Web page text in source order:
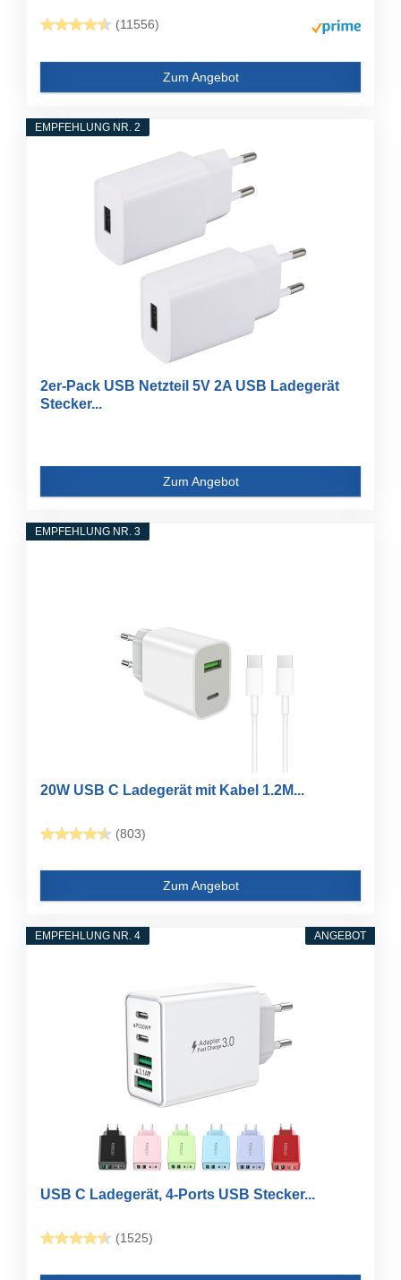
(11556)
Zum Angebot
EMPFEHLUNG NR. 2
2er-Pack USB Netzteil 5V 2A USB Ladegerät
Stecker...
Zum Angebot
EMPFEHLUNG NR. 3
20W USB C Ladegerät mit Kabel 1.2M...
(803)
Zum Angebot
ANGEBOT
EMPFEHLUNG NR. 4
USB C Ladegerät, 4-Ports USB Stecker...
(1525)